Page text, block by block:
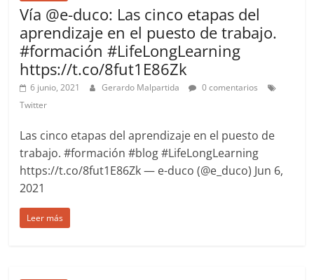
Vía @e-duco: Las cinco etapas del
aprendizaje en el puesto de trabajo.
#formación #LifeLongLearning
https://t.co/8fut1E86Zk
6 junio, 2021 Gerardo Malpartida
0 comentarios
Twitter
Las cinco etapas del aprendizaje en el puesto de
trabajo. #formación #blog #LifeLongLearning
https://t.co/8fut1E86Zk — e-duco (@e_duco) Jun 6,
2021
Leer más